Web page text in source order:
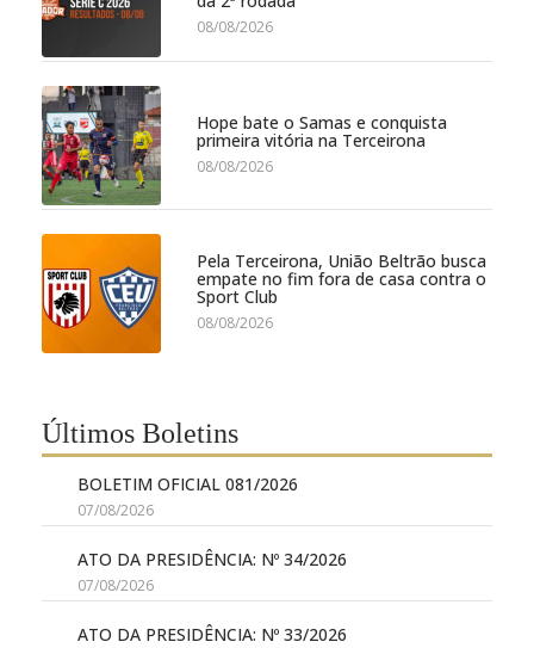
08/08/2026
Hope bate o Samas e conquista
primeira vitória na Terceirona
08/08/2026
Pela Terceirona, União Beltrão busca
empate no fim fora de casa contra o
Sport Club
08/08/2026
Últimos Boletins
BOLETIM OFICIAL 081/2026
07/08/2026
ATO DA PRESIDÊNCIA: Nº 34/2026
07/08/2026
ATO DA PRESIDÊNCIA: Nº 33/2026